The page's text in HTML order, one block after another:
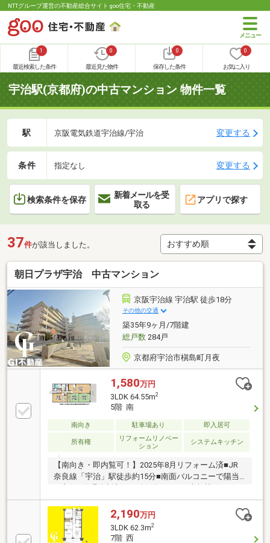
NTTグループ運営の不動産総合サイト goo住宅・不動産
1
最近検索した条件
0
最近見た物件
0
保存した条件
0
お気に入り
宇治駅(京都府)の中古マンション 物件一覧
駅 京阪電気鉄道宇治線/宇治 変更する
条件 指定なし 変更する
検索条件を保存
新着メールを受
取る
アプリで探す
37件が該当しました。
朝日プラザ宇治 中古マンション
京阪宇治線 宇治駅 徒歩18分
その他の交通
築35年9ヶ月/7階建
総戸数284戸
京都府宇治市槇島町月夜
1,580万円
3LDK 64.55m2
5階 南
南向き 駐車場あり 即入居可
所有権
リフォームリノベー
ション
システムキッチン
【南向き・即内覧可！】2025年8月リフォーム済■JR
奈良線「宇治」駅徒歩約15分■南面バルコニーで陽当
り良好■管理体制良好な総戸数284戸の大規模マンショ
ン
2,190万円
3LDK 62.3m2
7階 西